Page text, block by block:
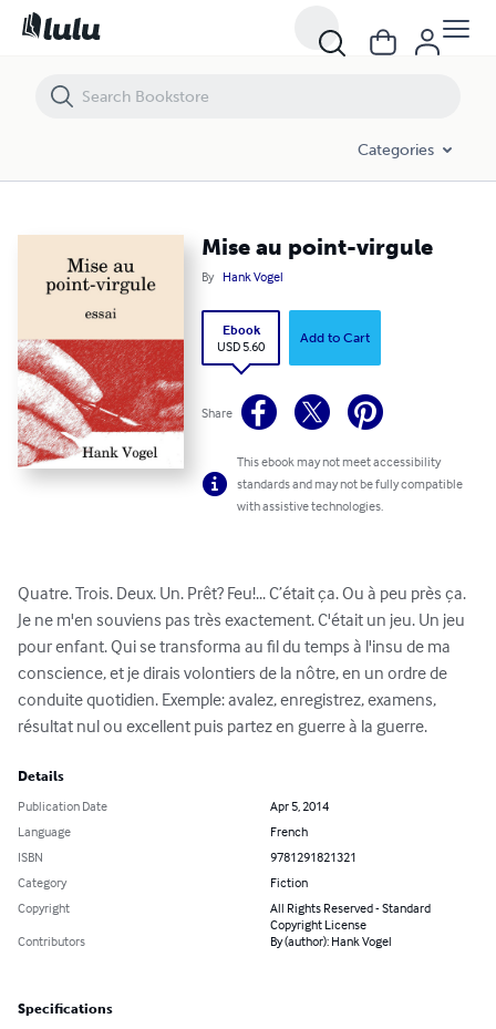
Categories
Mise au point-virgule
By Hank Vogel
Ebook
USD 5.60
Add to Cart
Share
This ebook may not meet accessibility
standards and may not be fully compatible
with assistive technologies.
Quatre. Trois. Deux. Un. Prêt? Feu!... C’était ça. Ou à peu près ça.
Je ne m'en souviens pas très exactement. C'était un jeu. Un jeu
pour enfant. Qui se transforma au fil du temps à l'insu de ma
conscience, et je dirais volontiers de la nôtre, en un ordre de
conduite quotidien. Exemple: avalez, enregistrez, examens,
résultat nul ou excellent puis partez en guerre à la guerre.
Details
Publication Date
Apr 5, 2014
Language
French
ISBN
9781291821321
Category
Fiction
Copyright
All Rights Reserved - Standard
Copyright License
Contributors
By (author): Hank Vogel
Specifications
Mise au point-virgule